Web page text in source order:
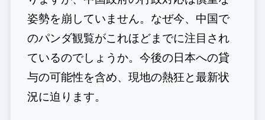
姿勢を崩していません。なぜ今、中国で
のパンダ観覧がこれほどまでに注目され
ているのでしょうか。今後の日本への貸
与の可能性を含め、現地の熱狂と最新状
況に迫ります。